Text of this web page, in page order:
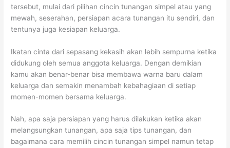
tersebut, mulai dari pilihan cincin tunangan simpel atau yang
mewah, seserahan, persiapan acara tunangan itu sendiri, dan
tentunya juga kesiapan keluarga.
Ikatan cinta dari sepasang kekasih akan lebih sempurna ketika
didukung oleh semua anggota keluarga. Dengan demikian
kamu akan benar-benar bisa membawa warna baru dalam
keluarga dan semakin menambah kebahagiaan di setiap
momen-momen bersama keluarga.
Nah, apa saja persiapan yang harus dilakukan ketika akan
melangsungkan tunangan, apa saja tips tunangan, dan
bagaimana cara memilih cincin tunangan simpel namun tetap